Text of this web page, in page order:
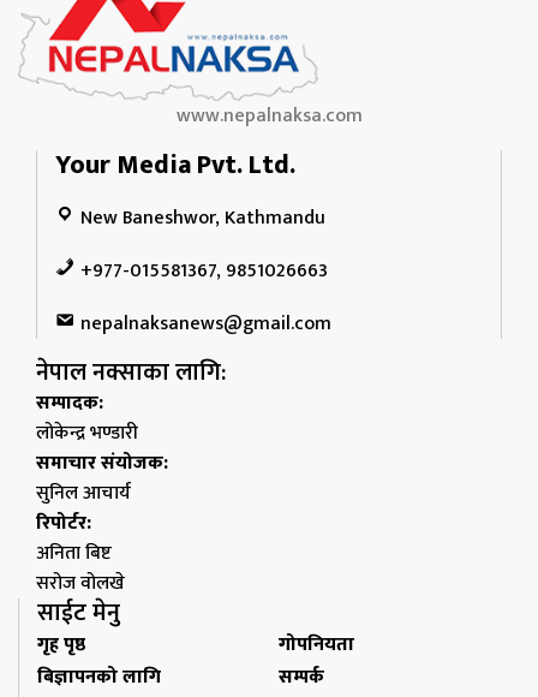
www.nepalnaksa.com
Your Media Pvt. Ltd.
New Baneshwor, Kathmandu
+977-015581367, 9851026663
nepalnaksanews@gmail.com
नेपाल नक्साका लागि:
सम्पादक:
लोकेन्द्र भण्डारी
समाचार संयोजक:
सुनिल आचार्य
रिपोर्टर:
अनिता बिष्ट
सरोज वोलखे
साईट मेनु
गृह पृष्ठ
गोपनियता
बिज्ञापनको लागि
सम्पर्क